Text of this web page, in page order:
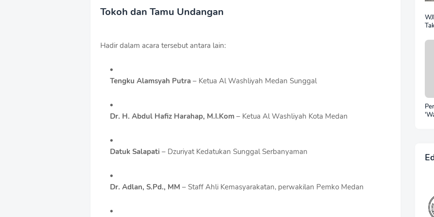
Tokoh dan Tamu Undangan
Hadir dalam acara tersebut antara lain:
Tengku Alamsyah Putra – Ketua Al Washliyah Medan Sunggal
Dr. H. Abdul Hafiz Harahap, M.I.Kom – Ketua Al Washliyah Kota Medan
Datuk Salapati – Dzuriyat Kedatukan Sunggal Serbanyaman
Dr. Adlan, S.Pd., MM – Staff Ahli Kemasyarakatan, perwakilan Pemko Medan